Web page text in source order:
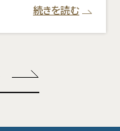
続きを読む